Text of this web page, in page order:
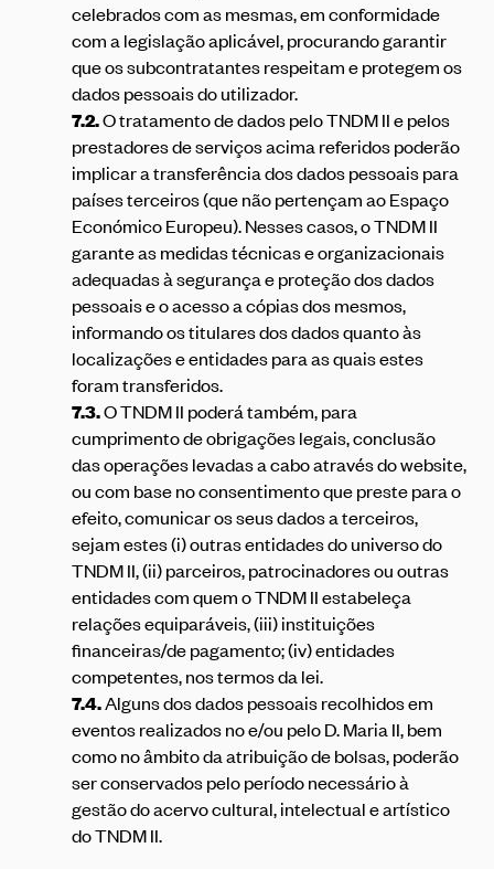
celebrados com as mesmas, em conformidade
com a legislação aplicável, procurando garantir
que os subcontratantes respeitam e protegem os
dados pessoais do utilizador.
7.2.O tratamento de dados pelo TNDM II e pelos
prestadores de serviços acima referidos poderão
implicar a transferência dos dados pessoais para
países terceiros (que não pertençam ao Espaço
Económico Europeu). Nesses casos, o TNDM II
garante as medidas técnicas e organizacionais
adequadas à segurança e proteção dos dados
pessoais e o acesso a cópias dos mesmos,
informando os titulares dos dados quanto às
localizações e entidades para as quais estes
foram transferidos.
7.3.O TNDM II poderá também, para
cumprimento de obrigações legais, conclusão
das operações levadas a cabo através do website,
ou com base no consentimento que preste para o
efeito, comunicar os seus dados a terceiros,
sejam estes (i) outras entidades do universo do
TNDM II, (ii) parceiros, patrocinadores ou outras
entidades com quem o TNDM II estabeleça
relações equiparáveis, (iii) instituições
financeiras/de pagamento; (iv) entidades
competentes, nos termos da lei.
7.4.Alguns dos dados pessoais recolhidos em
eventos realizados no e/ou pelo D. Maria II, bem
como no âmbito da atribuição de bolsas, poderão
ser conservados pelo período necessário à
gestão do acervo cultural, intelectual e artístico
do TNDM II.